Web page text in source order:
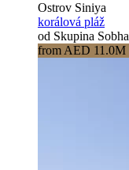
Ostrov Siniya
korálová pláž
od Skupina Sobha
from AED 11.0M